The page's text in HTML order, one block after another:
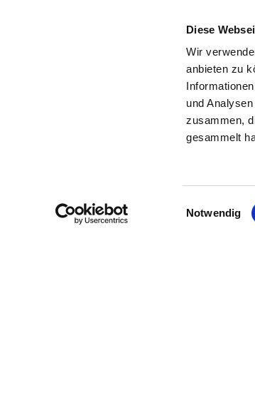
Diese
Wir
anbieten zu
und
zusammen,
gesammelt
Notwendig
Startseite der